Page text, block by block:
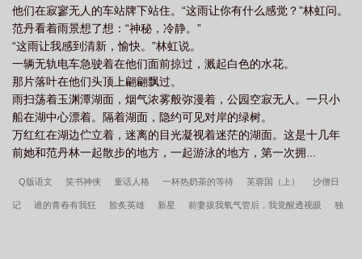
他们在寂寥无人的车站牌下站住。“这雨让你有什么感觉？”林虹问。
范丹看着雨景想了想：“神秘，冷静。”
“这雨让我感到清新，愉快。”林虹说。
一辆无轨电车急驶着在他们面前掠过，溅起白色的水花。
那片落叶在他们头顶上翩翩飘过。
雨扫荡着玉渊潭湖面，烟气浓雾般弥漫着，公园空寂无人。一只小
船在湖中心漂着。隔着湖面，隐约可见对岸的绿树。
万红红在湖边伫立着，迷离的目光凝视着迷茫的湖面。这是十几年
前她和范丹林一起散步的地方，一起游泳的地方，第一次拥...
Q版语文 笑书神侠 童话人格 一杯热奶茶的等待 芙蓉国（上） 沙僧日
记 谁的青舂有我狂 脍炙英雄 新星 前妻拔我氧气管后，我觉醒透视眼 独